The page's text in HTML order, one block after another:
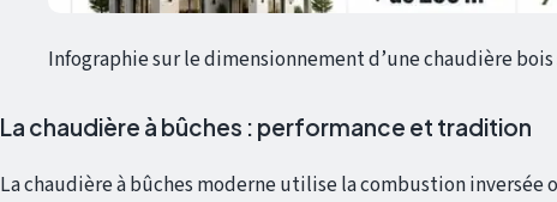
Infographie sur le dimensionnement d’une chaudière
La chaudière à bûches : performance et tradition
La chaudière à bûches moderne utilise la combustion